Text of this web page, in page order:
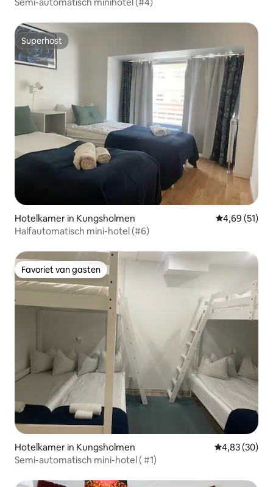
Semi-automatisch minihotel (#4)
Superhost
Superhost
Hotelkamer in Kungsholmen Gemiddelde
4,69 (51)
Halfautomatisch mini-hotel (#6)
Favoriet van gasten
Favoriet van gasten
Hotelkamer in Kungsholmen Gemiddelde
4,83 (30)
Semi-automatisch mini-hotel ( #1)